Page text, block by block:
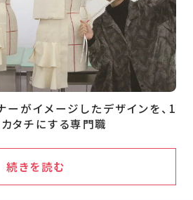
ーがイメージしたデザインを、1
タチにする専門職
続きを読む